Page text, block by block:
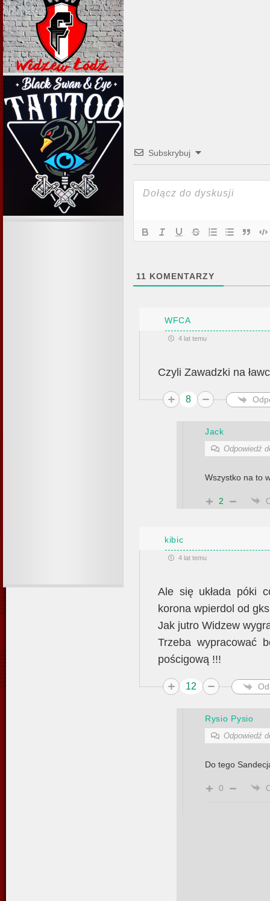
Subskrybuj
11 KOMENTARZY
WFCA
4 lat temu
Czyli Zawadzki na
8
Jack
Odpowiedź
Wszystko na to
2
kibic
4 lat temu
Ale się układa póki
korona wpierdol od
Jak jutro Widzew
Trzeba wypracować
pościgową !!!
12
Rysio Pysio
Odpowiedź
Do tego
0